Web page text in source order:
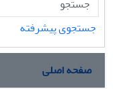
جستجوی پیشرفته
صفحه اصلی